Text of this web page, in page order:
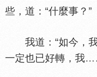
些，道：“什麼事？”
我道：“如今，我
一定也已好轉，我